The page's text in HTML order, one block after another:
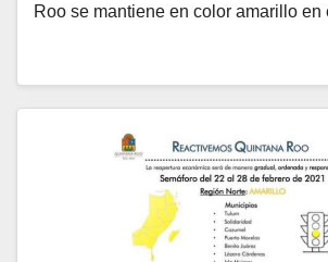
Roo se mantiene en color amarillo